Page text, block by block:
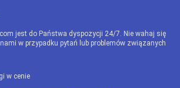
jest do Państwa dyspozycji 24/7. Nie wahaj się
w przypadku pytań lub problemów związanych
w cenie